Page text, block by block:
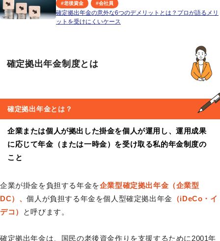
#老後資金 #会社員
確定拠出年金の意外な6つのデメリットとは？プロが語るメリ
ットを受けにくいケース
確定拠出年金制度とは
確定拠出年金とは？
企業または個人が拠出した掛金を個人が運用し、運用成果
に応じて年金（または一時金）を受け取る私的年金制度の
こと
企業が掛金を負担する年金を企業型確定拠出年金（企業型
DC）、個人が負担する年金を個人型確定拠出年金
（iDeCo・イ
デコ）
と呼びます。
確定拠出年金は、国民の老後資金作りを支援するために2001年